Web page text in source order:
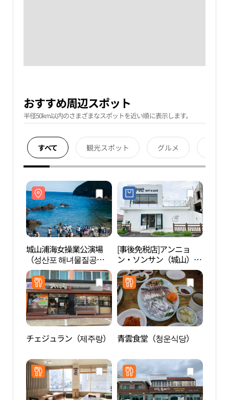
おすすめ周辺スポット
半径50km以内のさまざまなスポットを近い順に表示します。
すべて 観光スポット グルメ
城山浦海女操業公演場
（성산포 해녀물질공연
장）
[事後免税店]アンニョ
ン・ソンサン（城山）
(안녕성산)
チェジュラン（제주랑） 青雲食堂（청운식당）